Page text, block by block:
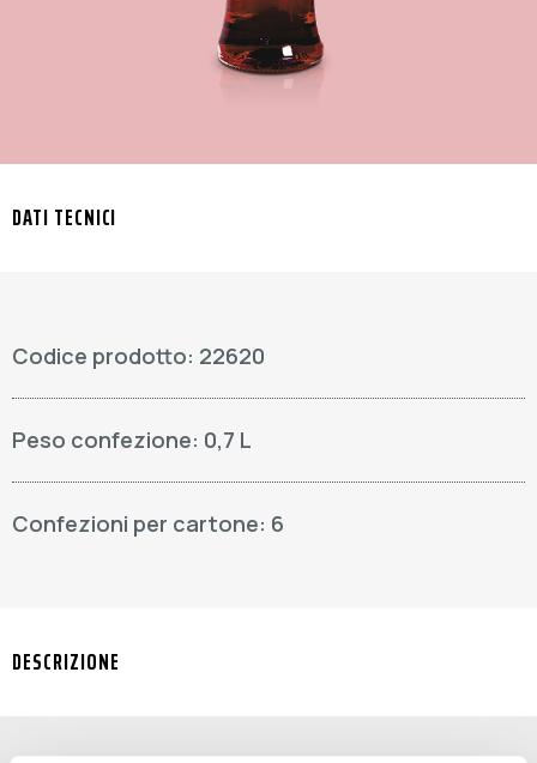
DATI TECNICI
Codice prodotto: 22620
Peso confezione: 0,7 L
Confezioni per cartone: 6
DESCRIZIONE